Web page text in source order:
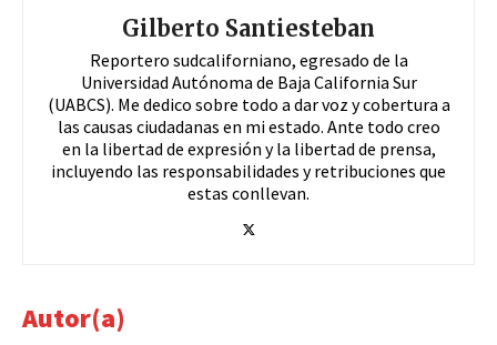
Gilberto Santiesteban
Reportero sudcaliforniano, egresado de la
Universidad Autónoma de Baja California Sur
(UABCS). Me dedico sobre todo a dar voz y cobertura a
las causas ciudadanas en mi estado. Ante todo creo
en la libertad de expresión y la libertad de prensa,
incluyendo las responsabilidades y retribuciones que
estas conllevan.
Autor(a)